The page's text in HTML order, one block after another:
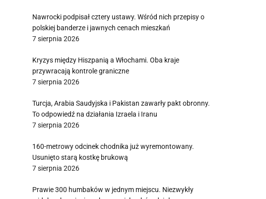
Nawrocki podpisał cztery ustawy. Wśród nich przepisy o
polskiej banderze i jawnych cenach mieszkań
7 sierpnia 2026
Kryzys między Hiszpanią a Włochami. Oba kraje
przywracają kontrole graniczne
7 sierpnia 2026
Turcja, Arabia Saudyjska i Pakistan zawarły pakt obronny.
To odpowiedź na działania Izraela i Iranu
7 sierpnia 2026
160-metrowy odcinek chodnika już wyremontowany.
Usunięto starą kostkę brukową
7 sierpnia 2026
Prawie 300 humbaków w jednym miejscu. Niezwykły